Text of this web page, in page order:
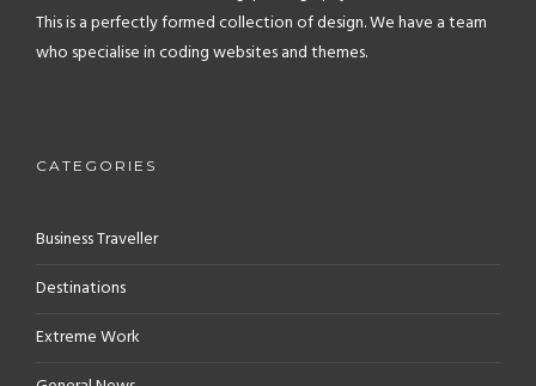
This is a perfectly formed collection of design. We have a team
who specialise in coding websites and themes.
CATEGORIES
Business Traveller
Destinations
Extreme Work